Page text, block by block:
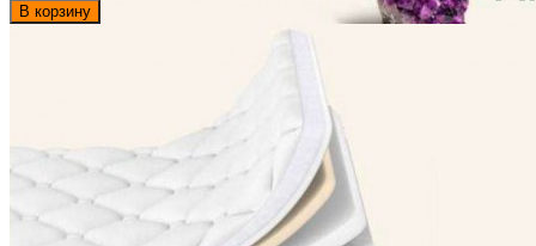
В корзину